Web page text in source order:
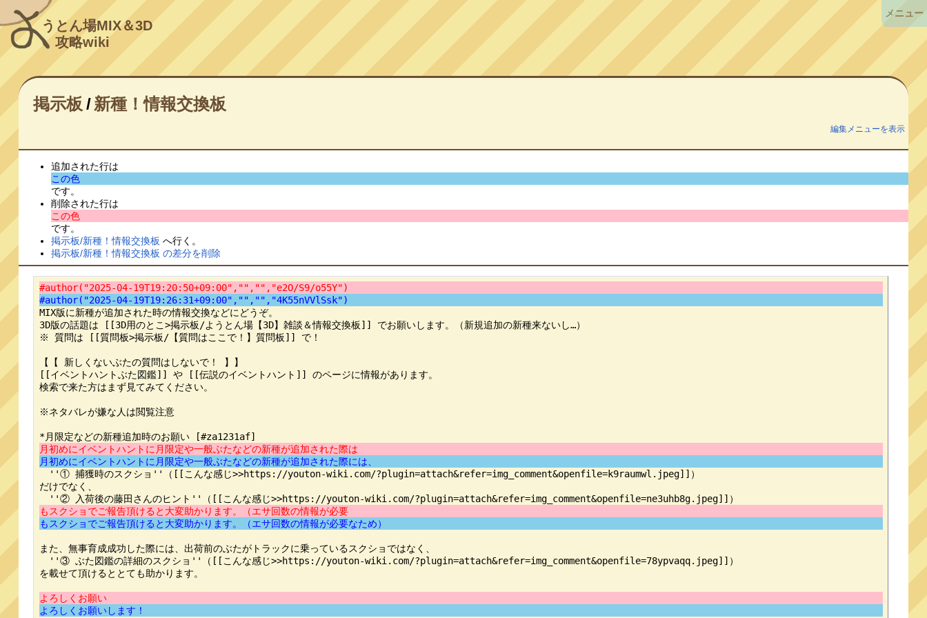
うとん場MIX＆3D
攻略wiki
掲示板 /新種！情報交換板
編集メニューを表示
追加された行は
この色
です。
削除された行は
この色
です。
掲示板/新種！情報交換板 へ行く。
掲示板/新種！情報交換板 の差分を削除
#author("2025-04-19T19:20:50+09:00","","","e2O/S9/o55Y")
#author("2025-04-19T19:26:31+09:00","","","4K55nVVlSsk")
MIX版に新種が追加された時の情報交換などにどうぞ。
3D版の話題は [[3D用のとこ>掲示板/ようとん場【3D】雑談＆情報交換板]] でお願いします。（新規追加の新種来ないし…）
※ 質問は [[質問板>掲示板/【質問はここで！】質問板]] で！
【【 新しくないぶたの質問はしないで！ 】】
[[イベントハントぶた図鑑]] や [[伝説のイベントハント]] のページに情報があります。
検索で来た方はまず見てみてください。
※ネタバレが嫌な人は閲覧注意
月初めにイベントハントに月限定や一般ぶたなどの新種が追加された際は
月初めにイベントハントに月限定や一般ぶたなどの新種が追加された際には、
''① 捕獲時のスクショ''（[[こんな感じ>>https://youton-wiki.com/?plugin=attach&refer=img_comment&openfile=k9raumwl.jpeg]]）
だけでなく、
もスクショでご報告頂けると大変助かります。（エサ回数の情報が必要
もスクショでご報告頂けると大変助かります。（エサ回数の情報が必要なため）
また、無事育成成功した際には、出荷前のぶたがトラックに乗っているスクショではなく、
''③ ぶた図鑑の詳細のスクショ''（[[こんな感じ>>https://youton-wiki.com/?plugin=attach&refer=img_comment&openfile=78ypvaqq.jpeg]]）
を載せて頂けるととても助かります。
よろしくお願い
よろしくお願いします！
メニュー